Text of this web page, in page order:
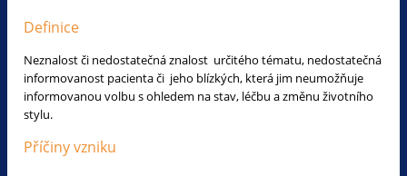
Definice
Neznalost či nedostatečná znalost určitého tématu, nedostatečná
informovanost pacienta či jeho blízkých, která jim neumožňuje
informovanou volbu s ohledem na stav, léčbu a změnu životního
stylu.
Příčiny vzniku